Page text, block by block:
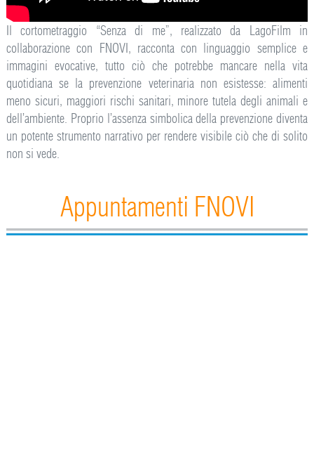
Il cortometraggio “Senza di me”, realizzato da LagoFilm in
collaborazione con FNOVI, racconta con linguaggio semplice e
immagini evocative, tutto ciò che potrebbe mancare nella vita
quotidiana se la prevenzione veterinaria non esistesse: alimenti
meno sicuri, maggiori rischi sanitari, minore tutela degli animali e
dell’ambiente. Proprio l’assenza simbolica della prevenzione diventa
un potente strumento narrativo per rendere visibile ciò che di solito
non si vede.
Appuntamenti FNOVI